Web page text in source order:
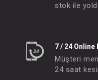
stok ile
7 / 24 Online
Müşteri
24 saat